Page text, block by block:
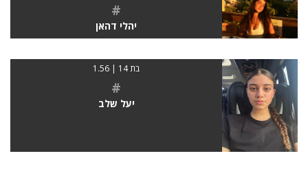
#
יהלי דהאן
בת 14 | 1.56
#
יעל שלב